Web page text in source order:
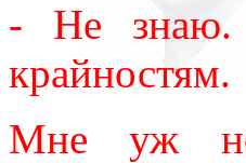
- Не знаю.
крайностям.
Мне уж не